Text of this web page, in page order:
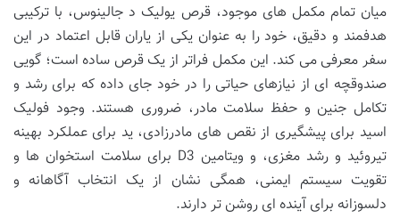
میان تمام مکمل های موجود، قرص یولیک د جالینوس، با ترکیبی
هدفمند و دقیق، خود را به عنوان یکی از یاران قابل اعتماد در این
سفر معرفی می کند. این مکمل فراتر از یک قرص ساده است؛ گویی
صندوقچه ای از نیازهای حیاتی را در خود جای داده که برای رشد و
تکامل جنین و حفظ سلامت مادر، ضروری هستند. وجود فولیک
اسید برای پیشگیری از نقص های مادرزادی، ید برای عملکرد بهینه
تیروئید و رشد مغزی، و ویتامین D3 برای سلامت استخوان ها و
تقویت سیستم ایمنی، همگی نشان از یک انتخاب آگاهانه و
دلسوزانه برای آینده ای روشن تر دارند.